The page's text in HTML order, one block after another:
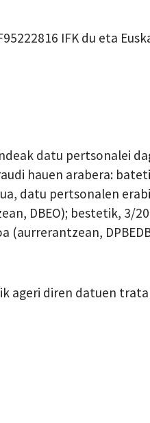
IFK du eta
datu pertsonalei
hauen arabera:
datu pertsonalen
DBEO); bestetik, 3/
(aurrerantzean,
ageri diren datuen